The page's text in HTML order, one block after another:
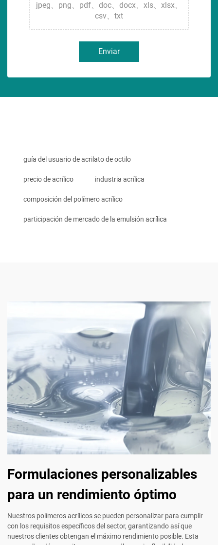
jpeg、png、pdf、doc、docx、xls、xlsx、
csv、txt
Enviar
guía del usuario de acrilato de octilo
precio de acrílico industria acrílica
composición del polímero acrílico
participación de mercado de la emulsión acrílica
Formulaciones personalizables
para un rendimiento óptimo
Nuestros polímeros acrílicos se pueden personalizar para cumplir
con los requisitos específicos del sector, garantizando así que
nuestros clientes obtengan el máximo rendimiento posible. Esta